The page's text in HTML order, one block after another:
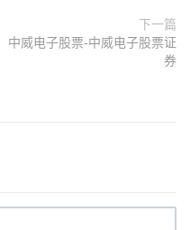
下一篇
中威电子股票-中威电子股票证
券